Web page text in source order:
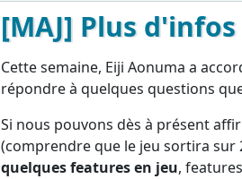
[MAJ] Plus
Cette semaine, Eiji Aonuma a
répondre à quelques questions
Si nous pouvons dès à présent
(comprendre que le jeu sortira sur
quelques features en jeu,